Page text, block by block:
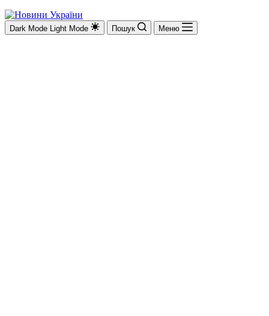
Dark Mode Light Mode Пошук Меню